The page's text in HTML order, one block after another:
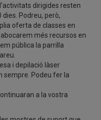
dirigides resten
Podreu, però,
oferta de classes en
més recursos en
pública la parrilla
i depilació làser
sempre. Podeu fer la
a la vostra